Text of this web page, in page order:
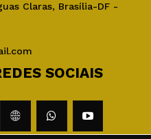
Claras, Brasília-DF -
SOCIAIS